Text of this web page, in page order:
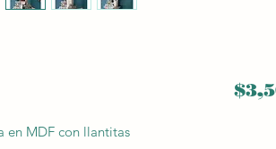
en MDF con llantitas